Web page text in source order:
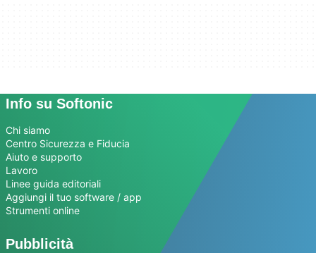
Info su Softonic
Chi siamo
Centro Sicurezza e Fiducia
Aiuto e supporto
Lavoro
Linee guida editoriali
Aggiungi il tuo software / app
Strumenti online
Pubblicità